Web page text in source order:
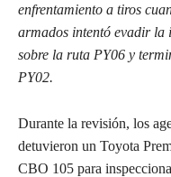
enfrentamiento a tiros
armados intentó evadir la
sobre la ruta PY06 y
PY02.
Durante la revisión, los
detuvieron un Toyota
CBO 105 para